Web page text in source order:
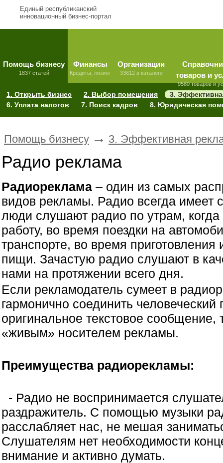
Единый республиканский
инновационный бизнес-портал
Помощь бизнесу
1837 статей
Финансы
Кредиты, лизинг
Организации
33612 в каталоге
товаров и
9580 товаров и
1. Открыть бизнес 2. Выбор помещения
3.
6. Уплата налогов
7. Поиск кадров 8. Юридическая
Помощь бизнесу → 3. Эффективная
Радио реклама
Радиореклама – один из самых
видов рекламы. Радио всегда имеет
люди слушают радио по утрам,
работу, во время поездки на
транспорте, во время приготовления
пищи. Зачастую радио слушают в
нами на протяжении всего дня.
Если рекламодатель сумеет в
гармонично соединить человеческий
оригинальное текстовое сообщение,
«живым» носителем рекламы.
Преимущества радиорекламы:
- Радио не воспринимается
раздражитель. С помощью музыки
расслабляет нас, не мешая
Слушателям нет необходимости
внимание и активно думать.